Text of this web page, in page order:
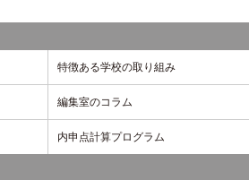
特徴ある学校の取り組み
編集室のコラム
内申点計算プログラム